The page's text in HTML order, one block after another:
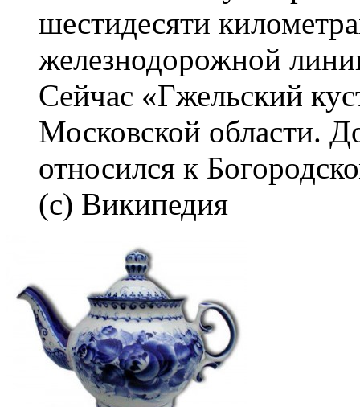
шестидесяти
железнодорожной
Сейчас «Гжельский
Московской области.
относился к
(с) Википедия